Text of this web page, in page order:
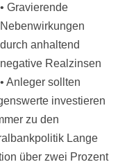
• Gravierende
Nebenwirkungen
durch anhaltend
negative Realzinsen
• Anleger sollten
investieren
zu den
Lange
über zwei Prozent